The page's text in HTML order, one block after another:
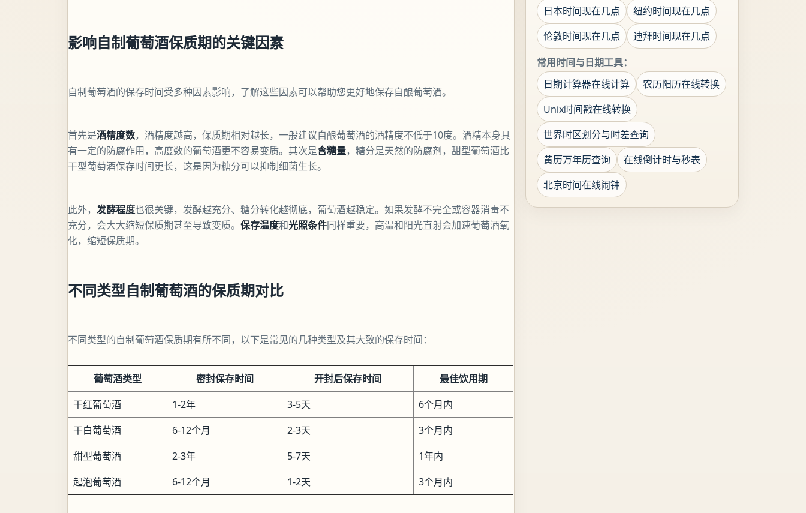
影响自制葡萄酒保质期的关键因素
自制葡萄酒的保存时间受多种因素影响，了解这些因素可以帮助您更好地保存自酿葡萄酒。
首先是酒精度数，酒精度越高，保质期相对越长，一般建议自酿葡萄酒的酒精度不低于10度。酒精本身具
有一定的防腐作用，高度数的葡萄酒更不容易变质。其次是含糖量，糖分是天然的防腐剂，甜型葡萄酒比
干型葡萄酒保存时间更长，这是因为糖分可以抑制细菌生长。
此外， 发酵程度也很关键，发酵越充分、糖分转化越彻底，葡萄酒越稳定。如果发酵不完全或容器消毒不
充分，会大大缩短保质期甚至导致变质。 保存温度和光照条件同样重要，高温和阳光直射会加速葡萄酒氧
化，缩短保质期。
不同类型自制葡萄酒的保质期对比
不同类型的自制葡萄酒保质期有所不同，以下是常见的几种类型及其大致的保存时间：
葡萄酒类型 密封保存时间 开封后保存时间
最佳饮用期
干红葡萄酒
1-2年 3-5天
6个月内
干白葡萄酒
6-12个月 2-3天
3个月内
甜型葡萄酒
2-3年 5-7天
1年内
起泡葡萄酒
6-12个月 1-2天 3个月内
日本时间现在几点
纽约时间现在几点
伦敦时间现在几点
迪拜时间现在几点
常用时间与日期工具：
日期计算器在线计算
农历阳历在线转换
Unix时间戳在线转换
世界时区划分与时差查询
黄历万年历查询
在线倒计时与秒表
北京时间在线闹钟